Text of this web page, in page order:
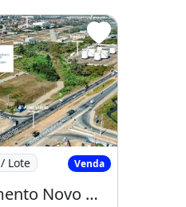
José WalterNovo Mondubim
Lote Venda
Loteamento Novo Mondubim no José Walter Pronto para Construir